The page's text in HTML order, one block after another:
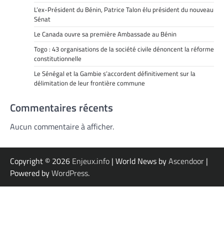
L’ex-Président du Bénin, Patrice Talon élu président du nouveau
Sénat
Le Canada ouvre sa première Ambassade au Bénin
Togo : 43 organisations de la société civile dénoncent la réforme
constitutionnelle
Le Sénégal et la Gambie s’accordent définitivement sur la
délimitation de leur frontière commune
Commentaires récents
Aucun commentaire à afficher.
Copyright © 2026 Enjeux.info | World News byAscendoor |
Powered byWordPress.